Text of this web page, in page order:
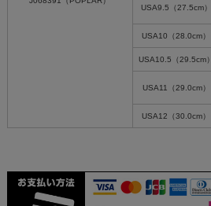
USA9.5（27.5cm）
USA10（28.0cm）
USA10.5（29.5cm）
USA11（29.0cm）
USA12（30.0cm）